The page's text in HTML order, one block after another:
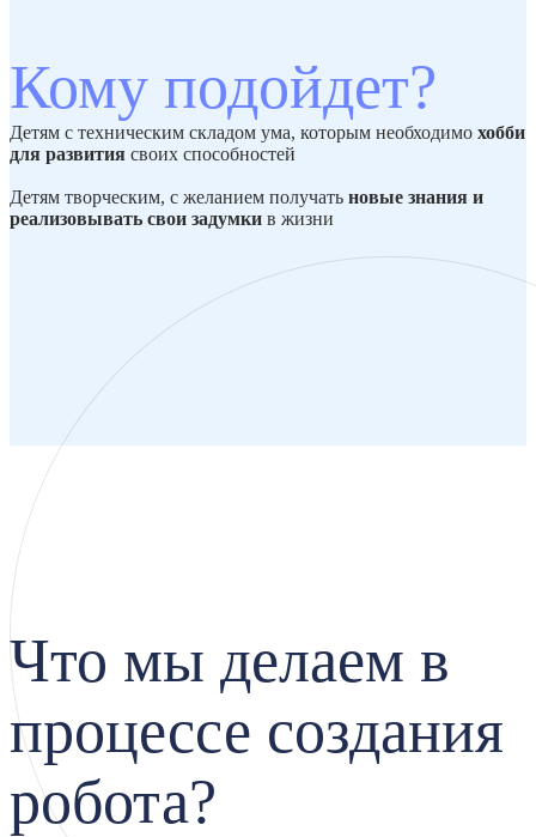
Кому подойдет?
Детям с техническим складом ума, которым необходимо хобби
для развития своих способностей
Детям творческим, с желанием получать новые знания и
реализовывать свои задумки в жизни
Что мы делаем в
процессе создания
робота?